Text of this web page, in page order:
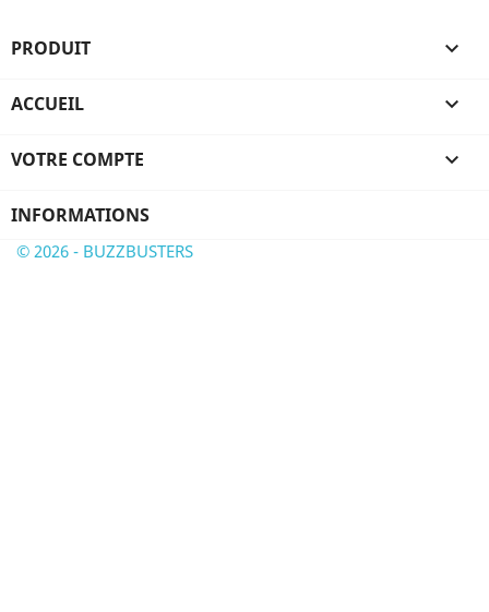
PRODUIT 
ACCUEIL 
VOTRE COMPTE 
INFORMATIONS
© 2026 - BUZZBUSTERS